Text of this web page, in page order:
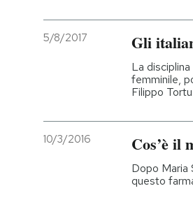
5/8/2017 Gli
La
femminile,
Filippo Tortu
10/3/2016 Cos’è il
Dopo Maria
questo